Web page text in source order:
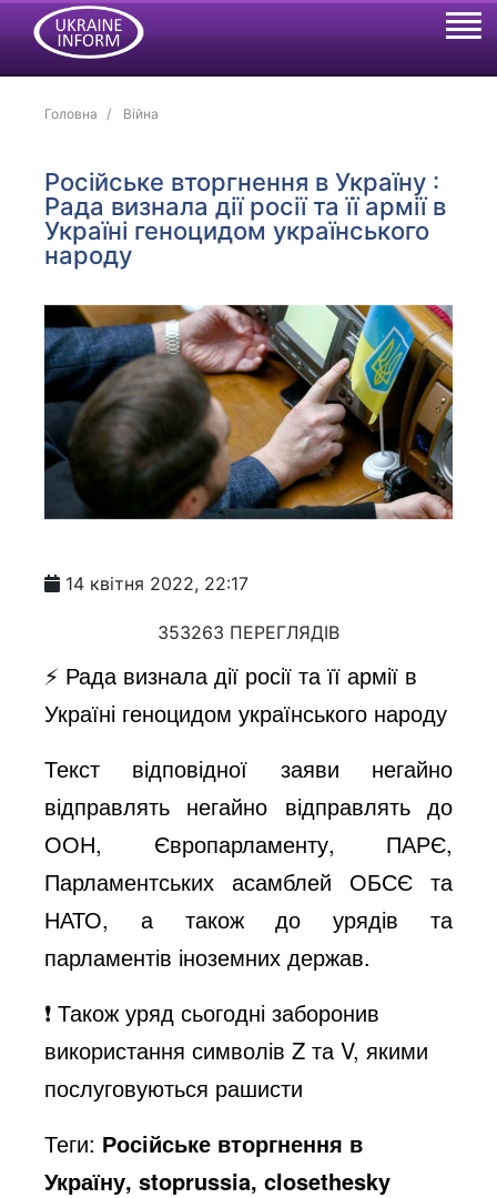
Головна Війна
Російське вторгнення в Україну :
Рада визнала дії росії та її армії в
Україні геноцидом українського
народу
14 квітня 2022, 22:17
353263 ПЕРЕГЛЯДІВ
⚡️ Рада визнала дії росії та її армії в
Україні геноцидом українського народу
Текст відповідної заяви негайно
відправлять негайно відправлять до
ООН, Європарламенту, ПАРЄ,
Парламентських асамблей ОБСЄ та
НАТО, а також до урядів та
парламентів іноземних держав.
❗️ Також уряд сьогодні заборонив
використання символів Z та V, якими
послуговуються рашисти
Теги: Російське вторгнення в
Україну, stoprussia, closethesky